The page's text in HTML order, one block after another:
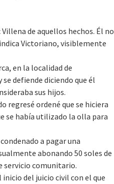
de aquellos hechos. Él no
Victoriano, visiblemente
en la localidad de
defiende diciendo que él
sus hijos.
regresé ordené que se hiciera
se había utilizado la olla para
a pagar una
abonando 50 soles de
servicio comunitario.
del juicio civil con el que